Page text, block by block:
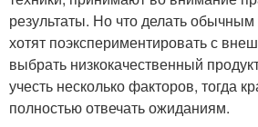
результаты. Но что делать
хотят поэкспериментировать с
выбрать низкокачественный
учесть несколько факторов, тогда
полностью отвечать ожиданиям.